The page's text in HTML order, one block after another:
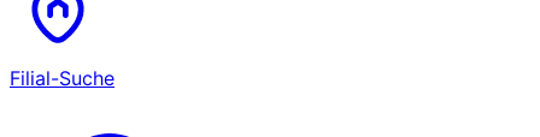
Filial-Suche